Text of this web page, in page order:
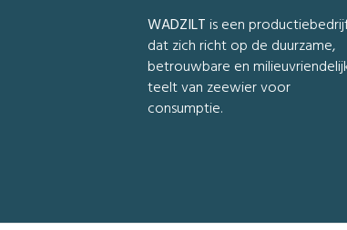
WADZILTis een
dat zich richt op de duurzame,
betrouwbare en
teelt van zeewier voor
consumptie.